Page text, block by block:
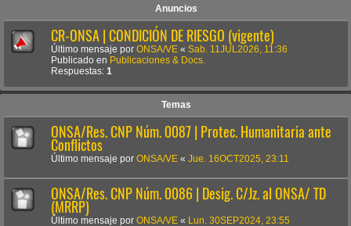
Anuncios
CR-ONSA | CONDICIÓN DE RIESGO (vigente)
Último mensaje por ONSA/VE « Sab. 11JUL2026, 11:36
Publicado en Publicaciones & Docs.
Respuestas: 1
Temas
ONSA/Res. CNP Núm. 0087 | Protec. Humanitaria ante
Conflictos
Último mensaje por ONSA/VE « Jue. 16OCT2025, 23:11
ONSA/Res. CNP Núm. 0086 | Desig. C/Jz. al ONSA/ TD
(MRRP)
Último mensaje por ONSA/VE « Lun. 30SEP2024, 23:55